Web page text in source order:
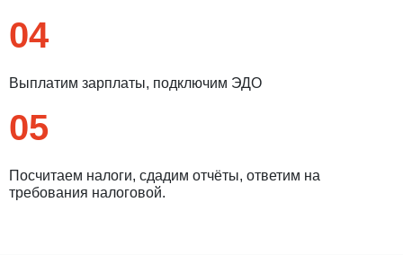
04
Выплатим зарплаты, подключим ЭДО
05
Посчитаем налоги, сдадим отчёты, ответим на
требования налоговой.